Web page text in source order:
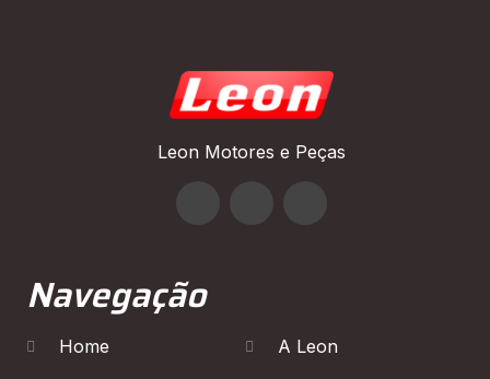
Leon Motores e Peças
Navegação
Home A Leon